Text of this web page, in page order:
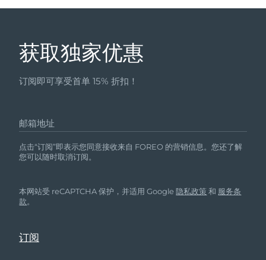
获取独家优惠
订阅即可享受首单 15% 折扣！
邮箱地址
点击“订阅”即表示您同意接收来自 FOREO 的营销信息。您还了解
您可以随时取消订阅。
本网站受 reCAPTCHA 保护，并适用 Google隐私政策 和 服务条
款。